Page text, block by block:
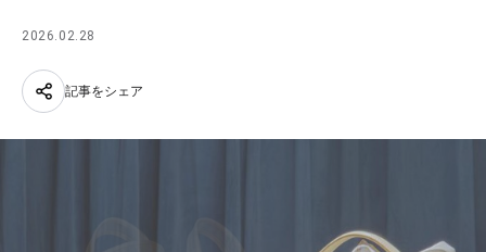
2026.02.28
記事をシェア